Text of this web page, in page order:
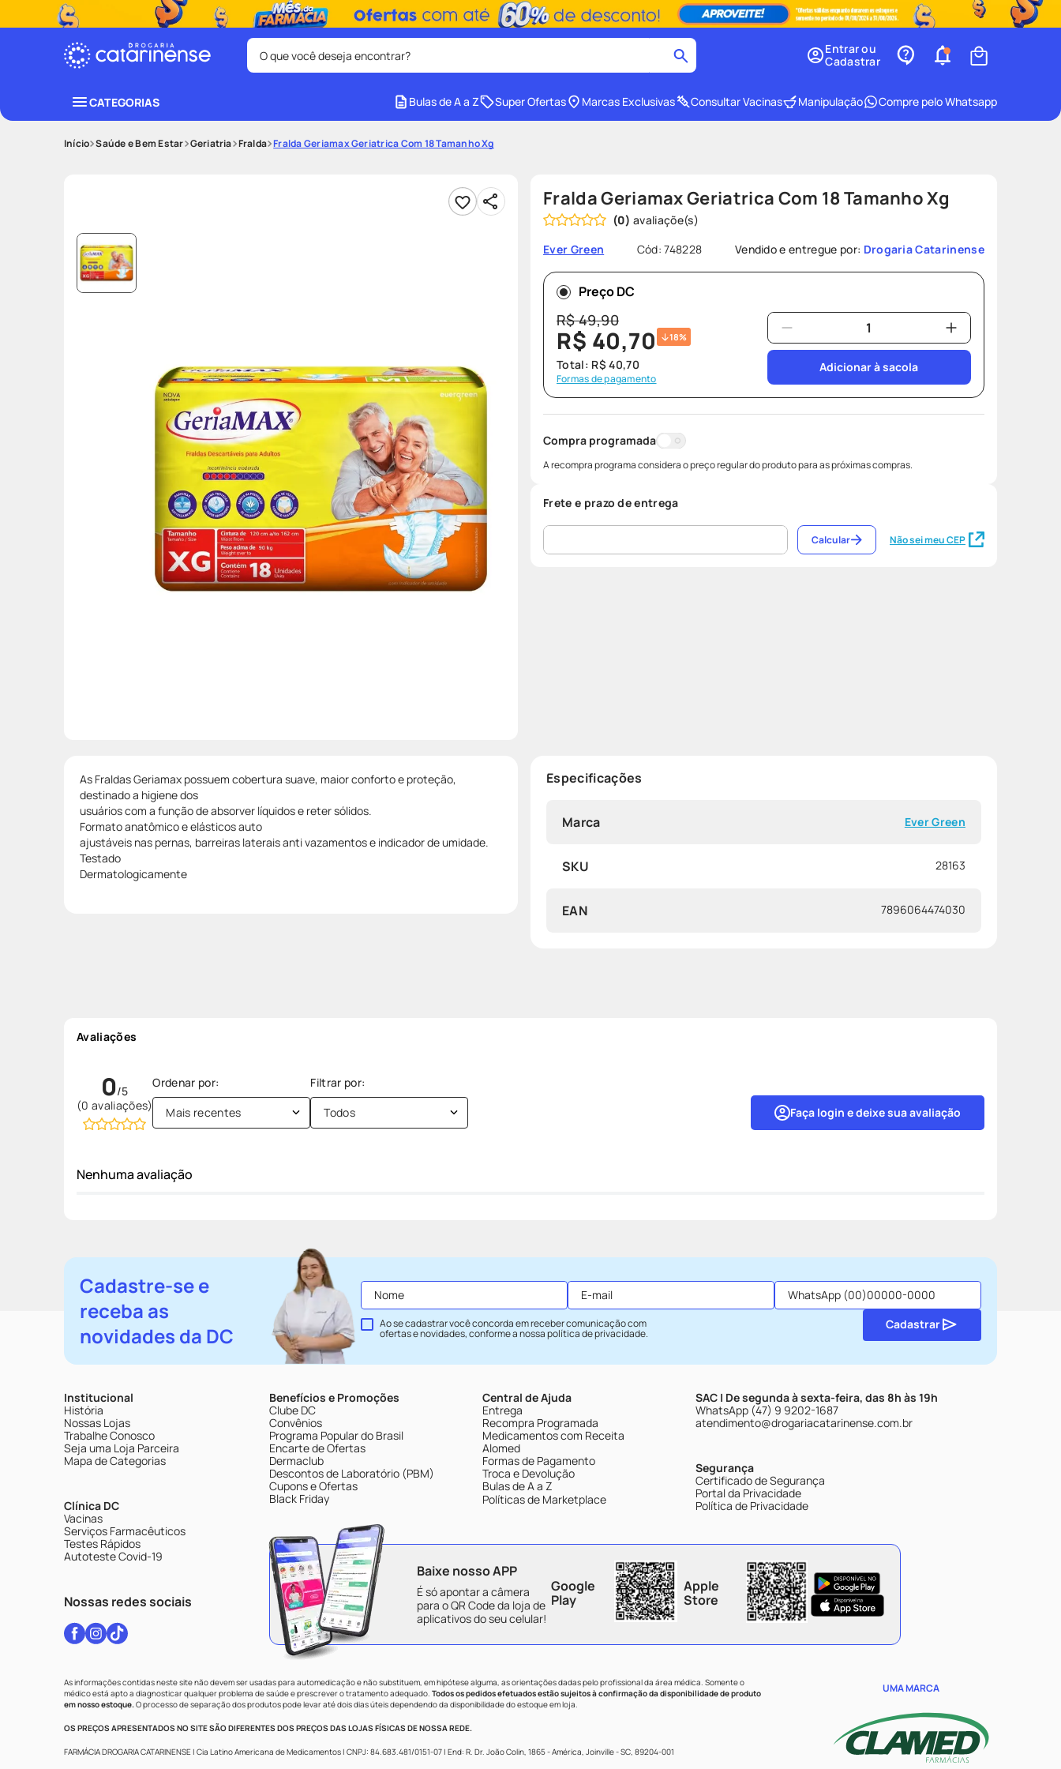
O que você deseja encontrar?
3º fralda 4º
8º
protetor solar
Entrar ou
Cadastrar
CATEGORIAS Bulas de A a Z Super Ofertas Marcas Exclusivas Consultar Vacinas Manipulação Compre pelo Whatsapp
Saúde e Bem Estar Geriatria Fralda Fralda Geriamax Geriatrica Com 18 Tamanho Xg
Fralda Geriamax Geriatrica Com 18 Tamanho Xg
(0)
Ever Green
Cód:748228 Vendido e entregue por: Drogaria Catarinense
Preço DC
R$49,90
R$ 40,70 18%
Total: R$ 40,70
Formas de pagamento
Adicionar à sacola
Compra programada
A recompra programa considera o preço regular do produto para as próximas compras.
Frete e prazo de entrega
Não sei meu CEP
Calcular
As Fraldas Geriamax possuem cobertura suave, maior conforto e proteção,
destinado a higiene dos
usuários com a função de absorver líquidos e reter sólidos.
Formato anatômico e elásticos auto
ajustáveis nas pernas, barreiras laterais anti vazamentos e indicador de umidade.
Testado
Dermatologicamente
Especificações
Marca Ever Green
SKU 28163
EAN 7896064474030
Avaliações
0
(0 avaliações) Faça login e deixe sua avaliação
Mais recentes Todos
Nenhuma avaliação
Cadastre-se e
receba as
novidades da DC
Ao se cadastrar você concorda em receber comunicação com
ofertas e novidades, conforme a nossapolítica de privacidade.
Cadastrar
Institucional
História
Nossas Lojas
Trabalhe Conosco
Seja uma Loja Parceira
Mapa de Categorias
Clínica DC
Vacinas
Serviços Farmacêuticos
Testes Rápidos
Autoteste Covid-19
Nossas redes sociais
Benefícios e Promoções
Clube DC
Convênios
Programa Popular do Brasil
Encarte de Ofertas
Dermaclub
Descontos de Laboratório (PBM)
Cupons e Ofertas
Black Friday
Central de Ajuda
Entrega
Recompra Programada
Medicamentos com Receita
Alomed
Formas de Pagamento
Troca e Devolução
Bulas de A a Z
Políticas de Marketplace
SAC | De segunda à sexta-feira, das 8h às 19h
WhatsApp (47) 9 9202-1687
atendimento@drogariacatarinense.com.br
Segurança
Certificado de Segurança
Portal da Privacidade
Política de Privacidade
Baixe nosso APP
É só apontar a câmera
para o QR Code da loja de
aplicativos do seu celular!
Google
Play
Apple
Store
As informações contidas neste site não devem ser usadas para automedicação e não substituem, em hipótese alguma, as orientações dadas pelo profissional da área médica. Somente o
médico está apto a diagnosticar qualquer problema de saúde e prescrever o tratamento adequado. Todos os pedidos efetuados estão sujeitos à confirmação da disponibilidade de produto
em nosso estoque.O processo de separação dos produtos pode levar até dois dias úteis dependendo da disponibilidade do estoque em loja.
OS PREÇOS APRESENTADOS NO SITE SÃO DIFERENTES DOS PREÇOS DAS LOJAS FÍSICAS DE NOSSA REDE.
FARMÁCIA DROGARIA CATARINENSE | Cia Latino Americana de Medicamentos | CNPJ: 84.683.481/0151-07 | End: R. Dr. João Colin, 1865 - América, Joinville - SC, 89204-001
UMA MARCA